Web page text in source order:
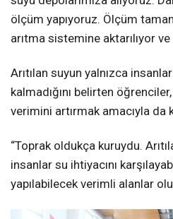
ölçüm yapıyoruz. Ölçüm
arıtma sistemine aktarılıyor
Arıtılan suyun yalnızca
kalmadığını belirten
verimini artırmak amacıyla da
“Toprak oldukça kuruydu.
insanlar su ihtiyacını
yapılabilecek verimli alanlar